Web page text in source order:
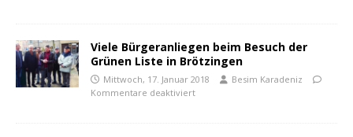
Viele Bürgeranliegen beim Besuch der
Grünen Liste in Brötzingen
Mittwoch, 17. Januar 2018
Besim Karadeniz
Kommentare deaktiviert